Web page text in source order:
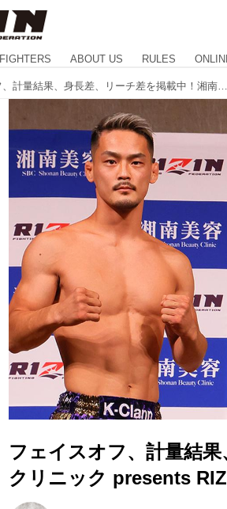
FIGHTERS ABOUT US RULES
フェイスオフ、計量結
クリニック presents